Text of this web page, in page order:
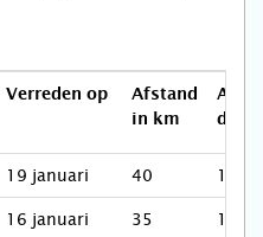
Verreden op
Afstand
in km
19 januari 40 1.500
16 januari 35 1.500